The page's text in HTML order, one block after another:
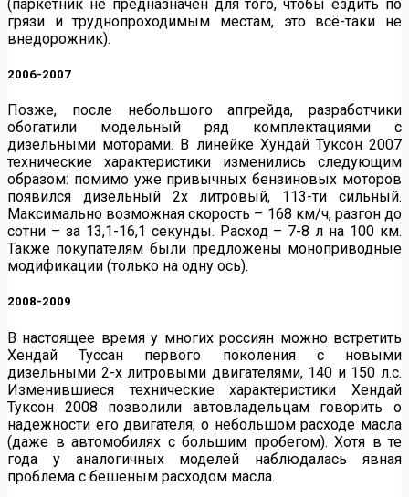
(паркетник не предназначен для того, чтобы ездить по
грязи и труднопроходимым местам, это всё-таки не
внедорожник).
2006-2007
Позже, после небольшого апгрейда, разработчики
обогатили модельный ряд комплектациями с
дизельными моторами. В линейке Хундай Туксон 2007
технические характеристики изменились следующим
образом: помимо уже привычных бензиновых моторов
появился дизельный 2х литровый, 113-ти сильный.
Максимально возможная скорость – 168 км/ч, разгон до
сотни – за 13,1-16,1 секунды. Расход – 7-8 л на 100 км.
Также покупателям были предложены моноприводные
модификации (только на одну ось).
2008-2009
В настоящее время у многих россиян можно встретить
Хендай Туссан первого поколения с новыми
дизельными 2-х литровыми двигателями, 140 и 150 л.с.
Изменившиеся технические характеристики Хендай
Туксон 2008 позволили автовладельцам говорить о
надежности его двигателя, о небольшом расходе масла
(даже в автомобилях с большим пробегом). Хотя в те
года у аналогичных моделей наблюдалась явная
проблема с бешеным расходом масла.